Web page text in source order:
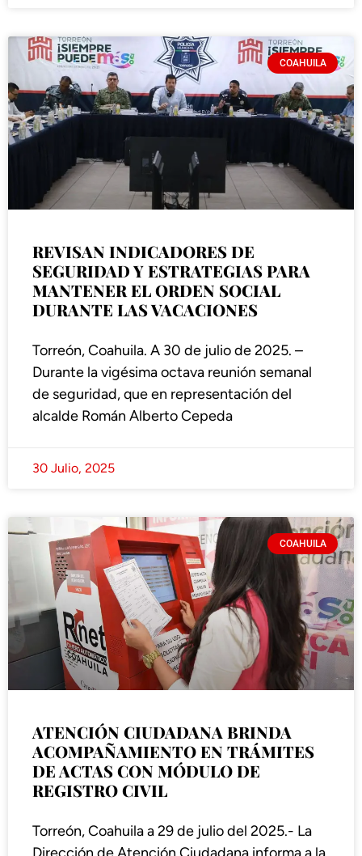
COAHUILA
REVISAN INDICADORES DE
SEGURIDAD Y ESTRATEGIAS PARA
MANTENER EL ORDEN SOCIAL
DURANTE LAS VACACIONES
Torreón, Coahuila. A 30 de julio de 2025. –
Durante la vigésima octava reunión semanal
de seguridad, que en representación del
alcalde Román Alberto Cepeda
30 Julio, 2025
COAHUILA
ATENCIÓN CIUDADANA BRINDA
ACOMPAÑAMIENTO EN TRÁMITES
DE ACTAS CON MÓDULO DE
REGISTRO CIVIL
Torreón, Coahuila a 29 de julio del 2025.- La